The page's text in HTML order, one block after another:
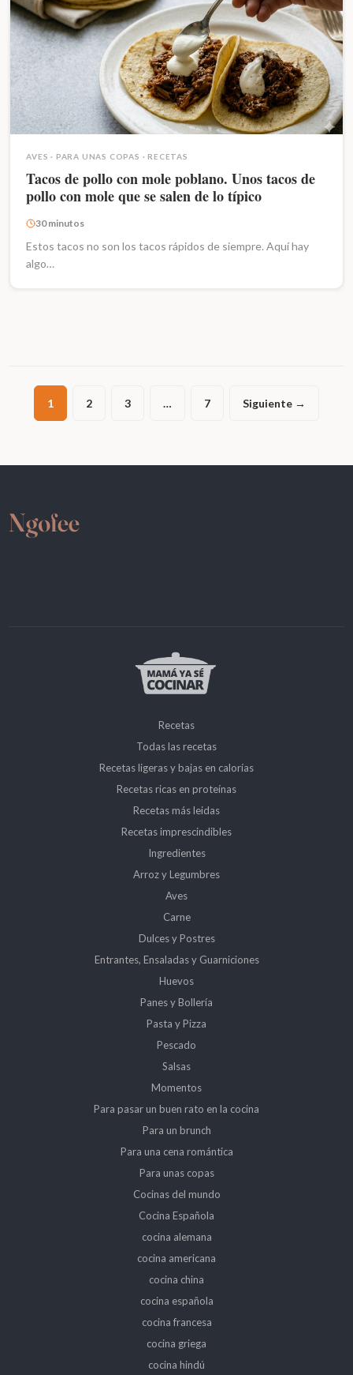
AVES · PARA UNAS COPAS · RECETAS
Tacos de pollo con mole poblano. Unos tacos de
pollo con mole que se salen de lo típico
30 minutos
Estos tacos no son los tacos rápidos de siempre. Aquí hay
algo…
1 2 3 … 7 Siguiente →
Recetas
Todas las recetas
Recetas ligeras y bajas en calorías
Recetas ricas en proteínas
Recetas más leidas
Recetas imprescindibles
Ingredientes
Arroz y Legumbres
Aves
Carne
Dulces y Postres
Entrantes, Ensaladas y Guarniciones
Huevos
Panes y Bollería
Pasta y Pizza
Pescado
Salsas
Momentos
Para pasar un buen rato en la cocina
Para un brunch
Para una cena romántica
Para unas copas
Cocinas del mundo
Cocina Española
cocina alemana
cocina americana
cocina china
cocina española
cocina francesa
cocina griega
cocina hindú